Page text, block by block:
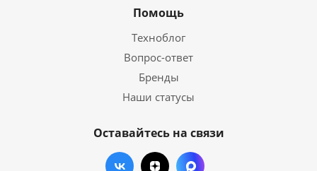
Помощь
Техноблог
Вопрос-ответ
Бренды
Наши статусы
Оставайтесь на связи